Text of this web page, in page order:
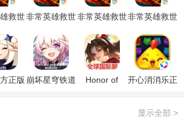
救世非常英雄救世非常英雄救世非常英雄救世
正版 崩坏星穹铁道
Honor of
开心消消乐正
显示全部 >